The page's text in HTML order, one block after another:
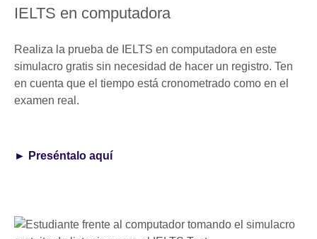
IELTS en computadora
Realiza la prueba de IELTS en computadora en este
simulacro gratis sin necesidad de hacer un registro. Ten
en cuenta que el tiempo está cronometrado como en el
examen real.
► Preséntalo aquí